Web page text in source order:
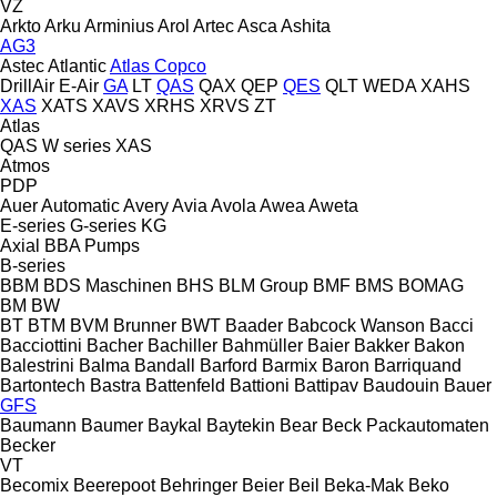
VZ
ArktoArku ArminiusArol ArtecAsca Ashita
AG3
AstecAtlanticAtlas Copco
DrillAir E-Air GA LT QAS QAX QEP QES QLT WEDA XAHS
XAS XATS XAVS XRHS XRVS ZT
Atlas
QAS W series XAS
Atmos
PDP
AuerAutomaticAveryAvia Avola Awea Aweta
E-series G-series KG
Axial
BBA Pumps
B-series
BBM BDS Maschinen BHS BLM Group BMF BMS BOMAG
BM BW
BT BTM BVM Brunner BWT Baader Babcock Wanson Bacci
Bacciottini Bacher Bachiller Bahmüller Baier Bakker Bakon
Balestrini Balma Bandall Barford Barmix Baron Barriquand
Bartontech Bastra Battenfeld Battioni Battipav Baudouin Bauer
GFS
Baumann Baumer Baykal Baytekin Bear Beck Packautomaten
Becker
VT
Becomix Beerepoot Behringer Beier Beil Beka-Mak Beko